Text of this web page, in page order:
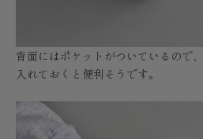
背面にはポケットがついているので
入れておくと便利そうです。